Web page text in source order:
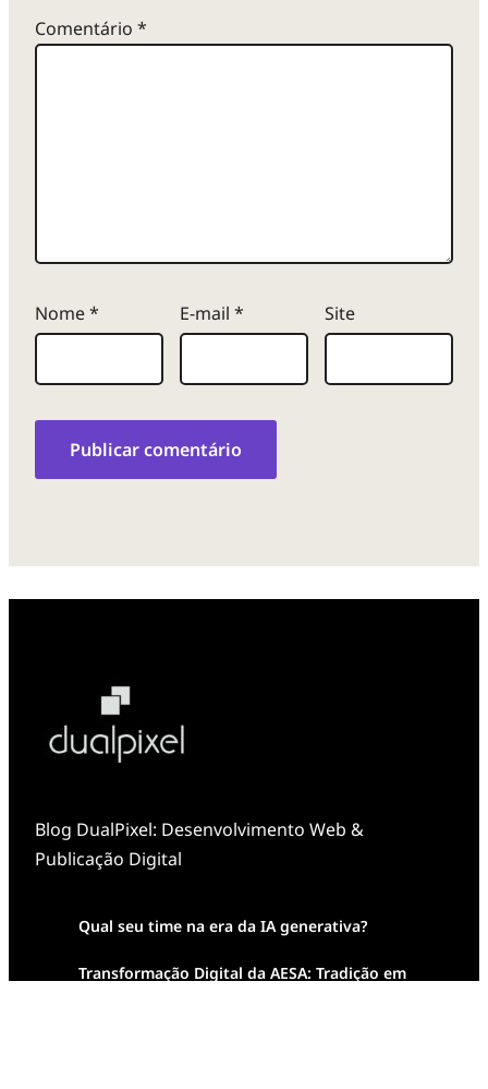
Comentário *
Nome* E-mail * Site
Blog DualPixel: Desenvolvimento Web &
Publicação Digital
Qual seu time na era da IA generativa?
Transformação Digital da AESA: Tradição em